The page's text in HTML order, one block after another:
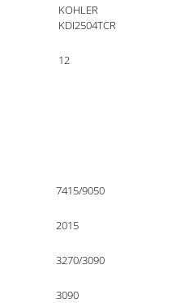
KOHLER
KDI2504TCR
12
7415/9050
2015
3270/3090
3090